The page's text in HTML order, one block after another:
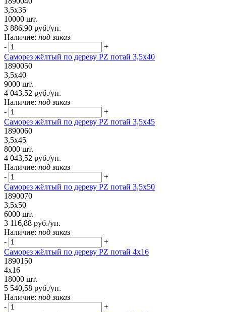
3,5х35
10000 шт.
3 886,90 руб./уп.
Наличие: под заказ
-
+
Саморез жёлтый по дереву PZ потай 3,5х40
1890050
3,5х40
9000 шт.
4 043,52 руб./уп.
Наличие: под заказ
-
+
Саморез жёлтый по дереву PZ потай 3,5х45
1890060
3,5х45
8000 шт.
4 043,52 руб./уп.
Наличие: под заказ
-
+
Саморез жёлтый по дереву PZ потай 3,5х50
1890070
3,5х50
6000 шт.
3 116,88 руб./уп.
Наличие: под заказ
-
+
Саморез жёлтый по дереву PZ потай 4х16
1890150
4х16
18000 шт.
5 540,58 руб./уп.
Наличие: под заказ
-
+